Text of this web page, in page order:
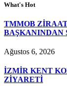
What's Hot
TMMOB
BAŞKANINDAN
Ağustos 6, 2026
İZMİR KENT
ZİYARETİ